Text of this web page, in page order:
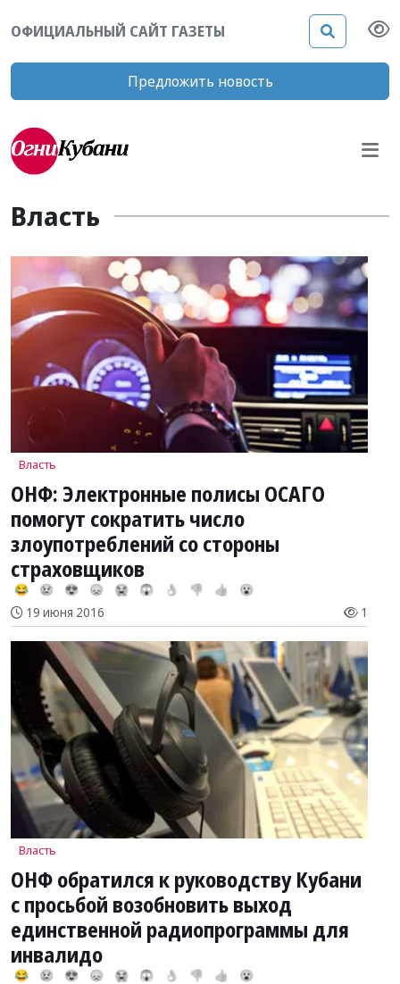
ОФИЦИАЛЬНЫЙ САЙТ ГАЗЕТЫ
Предложить новость
Власть
Власть
ОНФ: Электронные полисы ОСАГО
помогут сократить число
злоупотреблений со стороны
страховщиков
😂 😢 😍 😞 😭 😱 👌 👎 👍 😮
19 июня 2016 1
Власть
ОНФ обратился к руководству Кубани
с просьбой возобновить выход
единственной радиопрограммы для
инвалидо
😂 😢 😍 😞 😭 😱 👌 👎 👍 😮